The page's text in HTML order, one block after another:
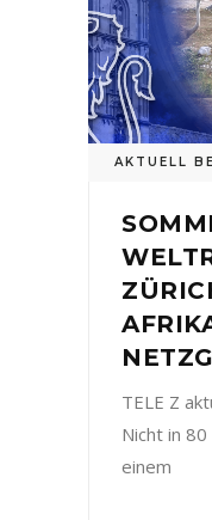
AKTUELL
TELE Z
Nicht in
einem